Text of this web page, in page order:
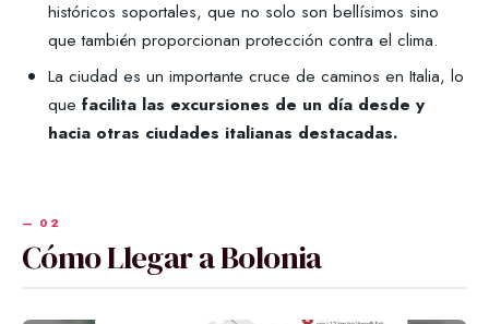
históricos soportales, que no solo son bellísimos sino
que también proporcionan protección contra el clima.
La ciudad es un importante cruce de caminos en Italia, lo
que facilita las excursiones de un día desde y
hacia otras ciudades italianas destacadas.
Cómo Llegar a Bolonia